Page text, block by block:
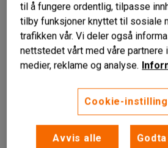
For organisert ukeplanlegging
Magnetisk skriveflate
til å fungere ordentlig, tilpasse
tilby funksjoner knyttet til sosiale
trafikken vår. Vi deler også
nettstedet vårt med våre partnere
medier, reklame og analyse.
Cookie-
Avvis alle